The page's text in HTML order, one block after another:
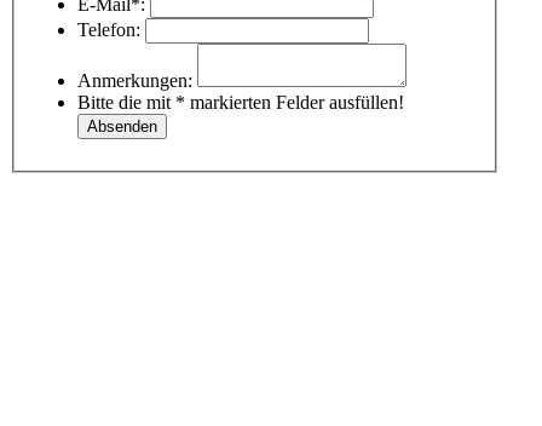
E-Mail*:
Telefon:
Anmerkungen:
Bitte die mit * markierten Felder ausfüllen!